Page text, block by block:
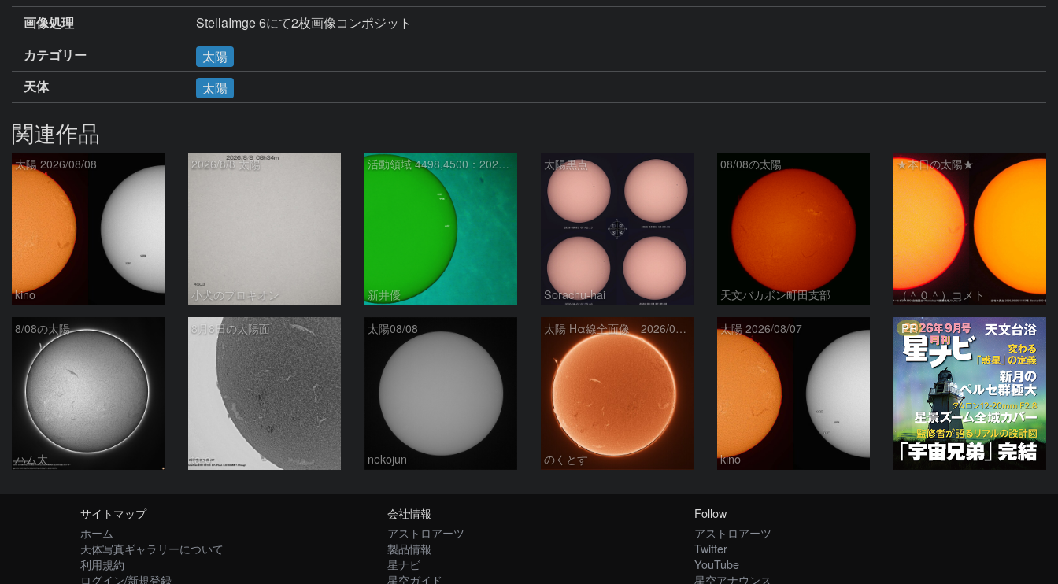
画像処理
StellaImge 6にて2枚画像コンポジット
カテゴリー
太陽
天体
太陽
関連作品
太陽 2026/08/08
kino
2026/8/8 太陽
小犬のプロキオン
活動領域 4498,4500：2026/08/08
新井優
太陽黒点
Sorachu-hai
08/08の太陽
天文バカボン町田支部
★本日の太陽★
（＾０＾）コメト
8/08の太陽
ハム太
8月8日の太陽面
ta-o
太陽08/08
nekojun
太陽 Hα線全面像 2026/08/08
のくとす
太陽 2026/08/07
kino
PR
サイトマップ
ホーム
天体写真ギャラリーについて
利用規約
ログイン/新規登録
会社情報
アストロアーツ
製品情報
星ナビ
星空ガイド
Follow
アストロアーツ
Twitter
YouTube
星空アナウンス